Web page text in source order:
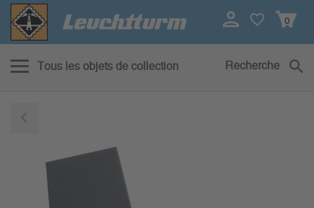
0
Tous les objets de collection Recherche